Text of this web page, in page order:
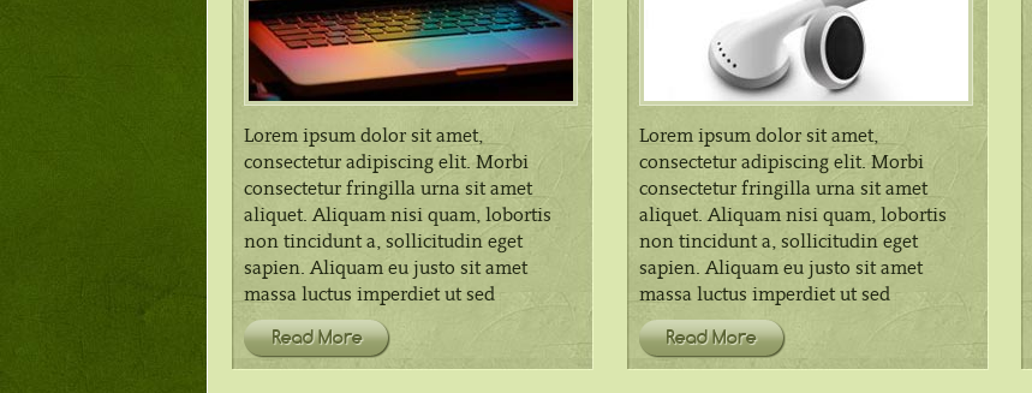
Lorem ipsum dolor sit amet,
consectetur adipiscing elit. Morbi
consectetur fringilla urna sit amet
aliquet. Aliquam nisi quam, lobortis
non tincidunt a, sollicitudin eget
sapien. Aliquam eu justo sit amet
massa luctus imperdiet ut sed
Read More
Lorem ipsum dolor sit amet,
consectetur adipiscing elit. Morbi
consectetur fringilla urna sit amet
aliquet. Aliquam nisi quam, lobortis
non tincidunt a, sollicitudin eget
sapien. Aliquam eu justo sit amet
massa luctus imperdiet ut sed
Read More